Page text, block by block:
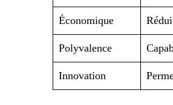
Économique
Polyvalence
Innovation